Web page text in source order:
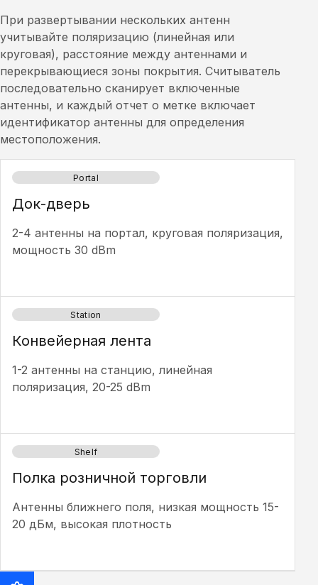
При развертывании нескольких антенн
учитывайте поляризацию (линейная или
круговая), расстояние между антеннами и
перекрывающиеся зоны покрытия. Считыватель
последовательно сканирует включенные
антенны, и каждый отчет о метке включает
идентификатор антенны для определения
местоположения.
Portal
Док-дверь
2-4 антенны на портал, круговая поляризация,
мощность 30 dBm
Station
Конвейерная лента
1-2 антенны на станцию, линейная
поляризация, 20-25 dBm
Shelf
Полка розничной торговли
Антенны ближнего поля, низкая мощность 15-
20 дБм, высокая плотность